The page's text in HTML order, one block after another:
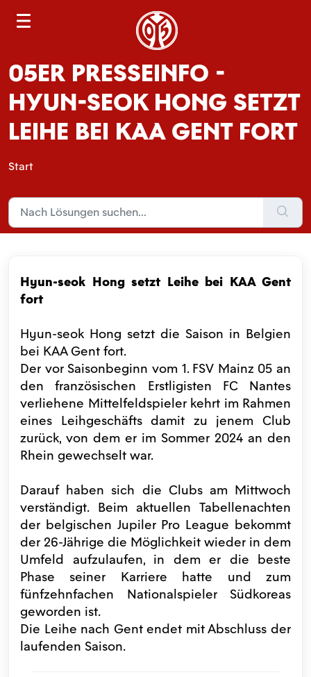
05ER PRESSEINFO -
HYUN-SEOK HONG SETZT
LEIHE BEI KAA GENT FORT
Start
Hyun-seok Hong setzt Leihe bei KAA Gent
fort
Hyun-seok Hong setzt die Saison in Belgien
bei KAA Gent fort.
Der vor Saisonbeginn vom 1. FSV Mainz 05 an
den französischen Erstligisten FC Nantes
verliehene Mittelfeldspieler kehrt im Rahmen
eines Leihgeschäfts damit zu jenem Club
zurück, von dem er im Sommer 2024 an den
Rhein gewechselt war.
Darauf haben sich die Clubs am Mittwoch
verständigt. Beim aktuellen Tabellenachten
der belgischen Jupiler Pro League bekommt
der 26-Jährige die Möglichkeit wieder in dem
Umfeld aufzulaufen, in dem er die beste
Phase seiner Karriere hatte und zum
fünfzehnfachen Nationalspieler Südkoreas
geworden ist.
Die Leihe nach Gent endet mit Abschluss der
laufenden Saison.